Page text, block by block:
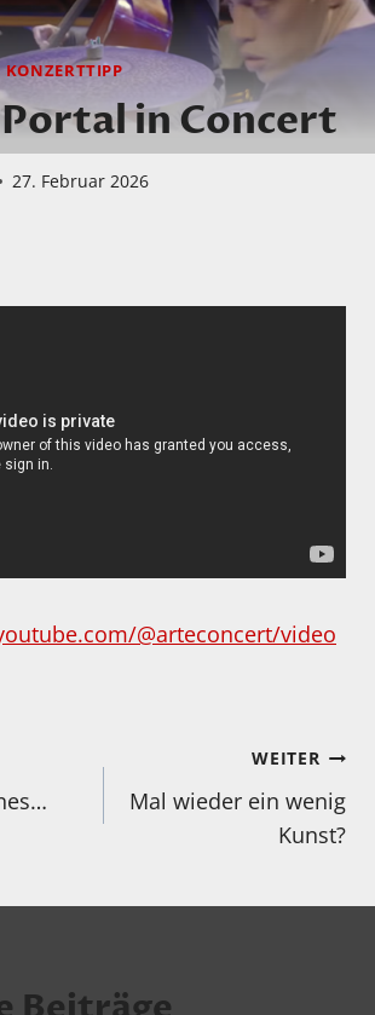
KONZERTTIPP
in Concert
27. Februar 2026
@arteconcert/video
WEITER
Mal wieder ein wenig
Kunst?